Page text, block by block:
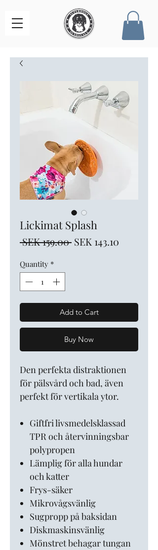
Lickimat Splash
SEK 159.00 Regular
SEK 143.10
Quantity *
Add to Cart
Buy Now
Den perfekta distraktionen
för pälsvård och bad, även
perfekt för vertikala ytor.
Giftfri livsmedelsklassad
TPR och återvinningsbar
polypropen
Lämplig för alla hundar
och katter
Frys-säker
Mikrovågsvänlig
Sugpropp på baksidan
Diskmaskinsvänlig
Mönstret behagar tungan